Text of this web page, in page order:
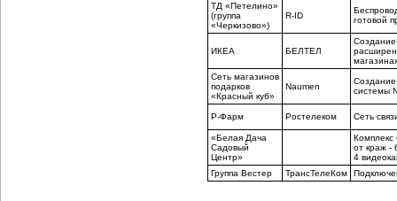
ТД «Петелино»
(группа
«Черкизово»)
R-ID
готовой
ИКЕА БЕЛТЕЛ
Создание
Сеть магазинов
подарков
«Красный куб»
Naumen
Создание
системы
Р-Фарм Ростелеком Сеть
«Белая Дача
Садовый
Центр»
Комплекс
от краж -
4
Группа Вестер
ТрансТелеКом